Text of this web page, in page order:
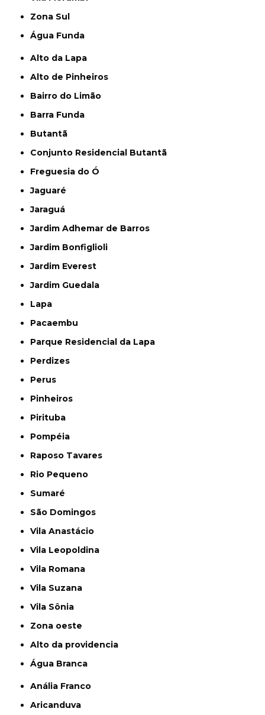
Zona Sul
Água Funda
Alto da Lapa
Alto de Pinheiros
Bairro do Limão
Barra Funda
Butantã
Conjunto Residencial Butantã
Freguesia do Ó
Jaguaré
Jaraguá
Jardim Adhemar de Barros
Jardim Bonfiglioli
Jardim Everest
Jardim Guedala
Lapa
Pacaembu
Parque Residencial da Lapa
Perdizes
Perus
Pinheiros
Pirituba
Pompéia
Raposo Tavares
Rio Pequeno
Sumaré
São Domingos
Vila Anastácio
Vila Leopoldina
Vila Romana
Vila Suzana
Vila Sônia
Zona oeste
alto da providencia
Água Branca
Anália Franco
Aricanduva